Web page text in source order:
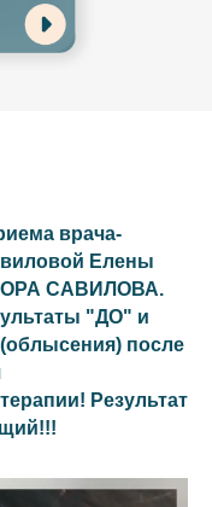
врача-
Елены
САВИЛОВА.
"ДО" и
после
Результат